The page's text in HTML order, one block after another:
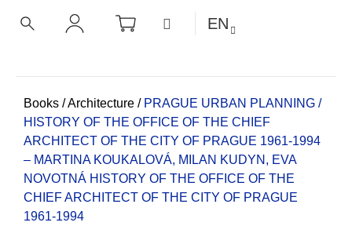
SHOPPING
CART MENUEN
Home
Books /Architecture / PRAGUE URBAN PLANNING /
HISTORY OF THE OFFICE OF THE CHIEF
ARCHITECT OF THE CITY OF PRAGUE 1961-1994
– MARTINA KOUKALOVÁ, MILAN KUDYN, EVA
NOVOTNÁ HISTORY OF THE OFFICE OF THE
CHIEF ARCHITECT OF THE CITY OF PRAGUE
1961-1994
BACK
BACK
h
a
a
e